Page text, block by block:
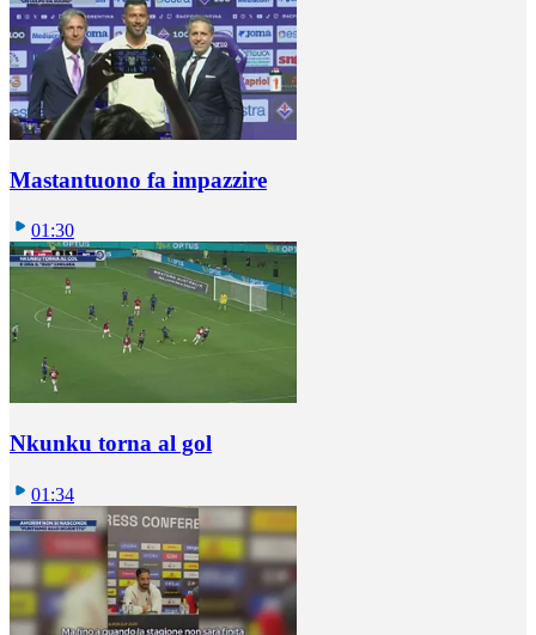
Mastantuono fa impazzire
01:30
Nkunku torna al gol
01:34